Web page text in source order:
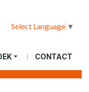
Select Language ▼
CONTACT